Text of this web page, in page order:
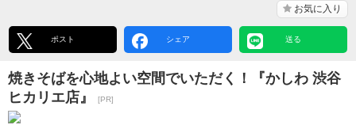
お気に入り
ポスト シェア 送る
焼きそばを心地よい空間でいただく！『かしわ 渋谷
ヒカリエ店』
[PR]